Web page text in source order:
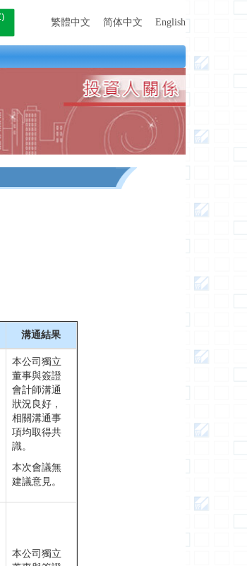
繁體中文 简体中文 English
溝通結果
本公司獨立
董事與簽證
會計師溝通
狀況良好，
相關溝通事
項均取得共
識。
本次會議無
建議意見。
本公司獨立